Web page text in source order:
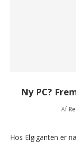
Ny PC?
Af
Hos Elgiganten er